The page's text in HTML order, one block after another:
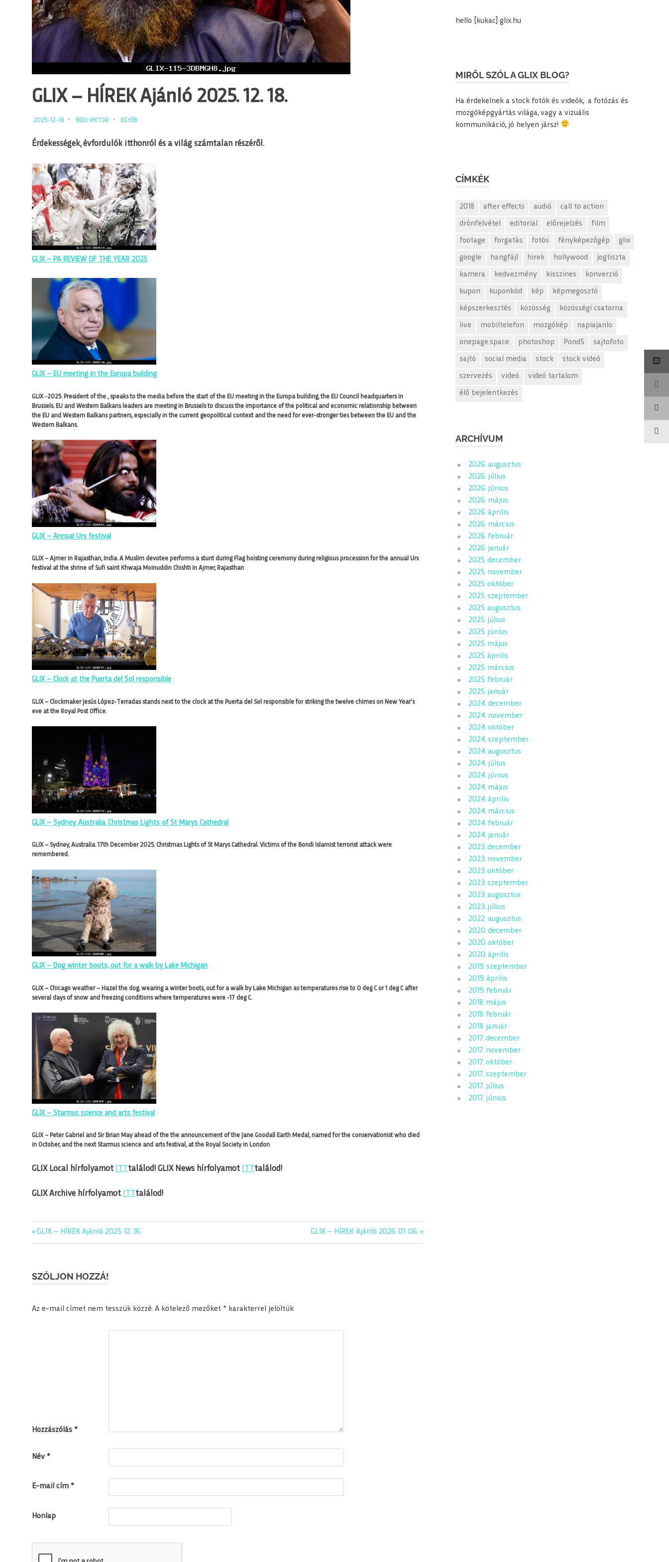
GLIX – HÍREK Ajánló 2025. 12. 18.
2025-12-18 BEDI VIKTOR EGYÉB
Érdekességek, évfordulók itthonról és a világ számtalan részéről.
GLIX – PA REVIEW OF THE YEAR 2025
GLIX – EU meeting in the Europa building
GLIX -2025. President of the , speaks to the media before the start of the EU meeting in the Europa building, the EU Council headquarters in
Brussels. EU and Western Balkans leaders are meeting in Brussels to discuss the importance of the political and economic relationship between
the EU and Western Balkans partners, especially in the current geopolitical context and the need for ever-stronger ties between the EU and the
Western Balkans.
GLIX – Annual Urs festival
GLIX – Ajmer in Rajasthan, India. A Muslim devotee performs a stunt during Flag hoisting ceremony during religious procession for the annual Urs
festival at the shrine of Sufi saint Khwaja Moinuddin Chishti in Ajmer, Rajasthan
GLIX – Clock at the Puerta del Sol responsible
GLIX – Clockmaker Jesús López-Terradas stands next to the clock at the Puerta del Sol responsible for striking the twelve chimes on New Year’s
eve at the Royal Post Office.
GLIX – Sydney, Australia. Christmas Lights of St Marys Cathedral
GLIX – Sydney, Australia. 17th December 2025. Christmas Lights of St Marys Cathedral. Victims of the Bondi Islamist terrorist attack were
remembered.
GLIX – Dog winter boots, out for a walk by Lake Michigan
GLIX – Chicago weather – Hazel the dog, wearing a winter boots, out for a walk by Lake Michigan as temperatures rise to 0 deg C or 1 deg C after
several days of snow and freezing conditions where temperatures were -17 deg C.
GLIX – Starmus science and arts festival
GLIX – Peter Gabriel and Sir Brian May ahead of the the announcement of the Jane Goodall Earth Medal, named for the conservationist who died
in October, and the next Starmus science and arts festival, at the Royal Society in London
GLIX Local hírfolyamot találod! GLIX News hírfolyamot találod!
GLIX Archive hírfolyamot ITT találod!
Bejegyzés
Previous
Post:
GLIX – HÍREK Ajánló 2025. 12. 16.
Next
Post:
GLIX – HÍREK Ajánló 2026. 01. 06.
SZÓLJON HOZZÁ!
Az e-mail címet nem tesszük közzé. A kötelező mezőket * karakterrel jelöltük
Hozzászólás *
Név *
E-mail cím *
Honlap
hello [kukac] glix.hu
MIRŐL SZÓL A GLIX BLOG?
Ha érdekelnek a stock fotók és videók, a fotózás és
mozgóképgyártás világa, vagy a vizuális
kommunikáció, jó helyen jársz!
CÍMKÉK
2018 after effects audió call to action
drónfelvétel editorial előrejelzés film
footage forgatás fotós fényképezőgép glix
google hangfájl hirek hollywood jogtiszta
kamera kedvezmény kisszines konverzió
kupon kuponkód kép képmegosztó
képszerkesztés közösség közösségi csatorna
live mobiltelefon mozgókép napiajanlo
onepage.space photoshop Pond5 sajtofoto
sajtó social media stock stock videó
szervezés videó videó tartalom
élő bejelentkezés
ARCHÍVUM
2026. augusztus
2026. július
2026. június
2026. május
2026. április
2026. március
2026. február
2026. január
2025. december
2025. november
2025. október
2025. szeptember
2025. augusztus
2025. július
2025. június
2025. május
2025. április
2025. március
2025. február
2025. január
2024. december
2024. november
2024. október
2024. szeptember
2024. augusztus
2024. július
2024. június
2024. május
2024. április
2024. március
2024. február
2024. január
2023. december
2023. november
2023. október
2023. szeptember
2023. augusztus
2023. július
2022. augusztus
2020. december
2020. október
2020. április
2019. szeptember
2019. április
2019. február
2018. május
2018. február
2018. január
2017. december
2017. november
2017. október
2017. szeptember
2017. július
2017. június